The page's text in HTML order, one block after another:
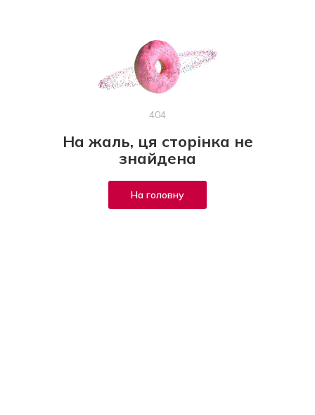
404
На жаль, ця сторінка не
знайдена
На головну